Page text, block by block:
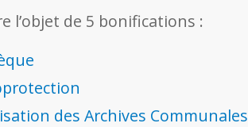
l’objet de 5 bonifications :
des Archives Communales